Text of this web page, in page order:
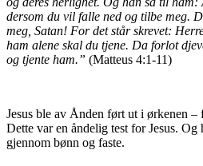
dersom du vil falle ned og tilbe meg.
meg, Satan! For det står skrevet:
ham alene skal du tjene. Da forlot
og tjente ham.” (Matteus 4:1-11)
Jesus ble av Ånden ført ut i ørkenen
Dette var en åndelig test for Jesus. Og
gjennom bønn og faste.